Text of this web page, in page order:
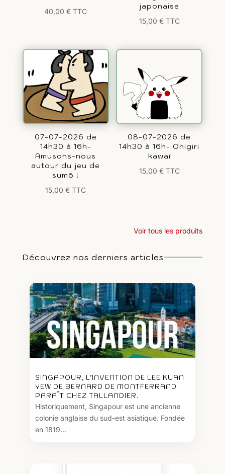
40,00€ TTC
japonaise
15,00 € TTC
07-07-2026 de
14h30 à 16h-
Amusons-nous
autour du jeu de
sumō !
15,00€ TTC
08-07-2026 de
14h30 à 16h- Onigiri
kawaï
15,00 € TTC
Voir tous les produits
Découvrez nos derniers articles
SINGAPOUR, L’INVENTION DE LEE KUAN
YEW DE BERNARD DE MONTFERRAND
PARAÎT CHEZ TALLANDIER.
Historiquement, Singapour est une ancienne
colonie anglaise du sud-est asiatique. Fondée
en 1819...